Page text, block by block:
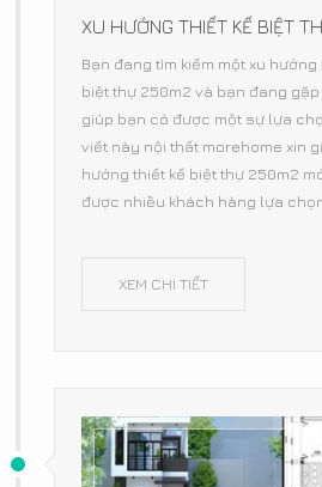
XU HƯỚNG THIẾT KẾ
Bạn đang tìm kiếm một xu
biệt thự 250m2 và bạn đang
giúp bạn có được một sự lựa
viết này nội thất morehome xin
hướng thiết kế biệt thự 250m2
được nhiều khách hàng lựa
XEM CHI TIẾT